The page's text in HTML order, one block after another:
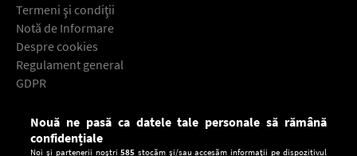
Termeni şi condiţii
Notă de Informare
Despre cookies
Regulament general
GDPR
Descarcă gratuit aplicaţia Europa FM pentru smartphone:
Nouă ne pasă ca datele tale personale să rămână
confidențiale
Noi și partenerii noștri585 stocăm și/sau accesăm informații pe dispozitivul